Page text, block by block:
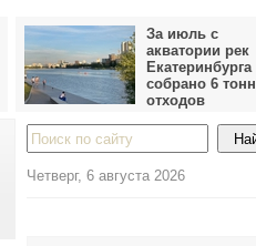
За июль с
акватории рек
Екатеринбурга
собрано 6 тонн
отходов
Четверг, 6 августа 2026